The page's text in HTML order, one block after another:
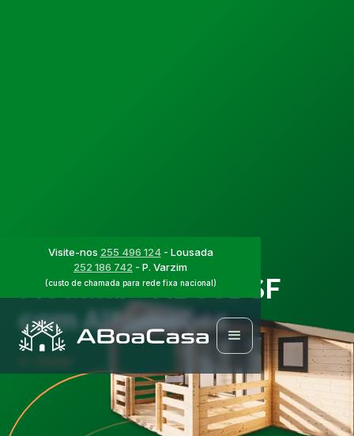
Visite-nos 255 496 124- Lousada
252 186 742 - P. Varzim
(custo de chamada para rede fixa nacional)
Casas Modulares
Projeto de Casa
Modular - ABCSDSF
com Alterações